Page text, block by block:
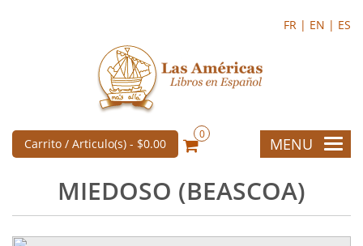
FR | EN | ES
Carrito / Articulo(s) - $0.00
0
MENU
MIEDOSO (BEASCOA)